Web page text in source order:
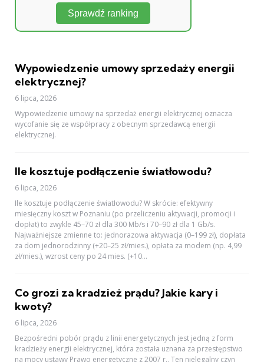
Sprawdź ranking
Wypowiedzenie umowy sprzedaży energii
elektrycznej?
6 lipca, 2026
Wypowiedzenie umowy na sprzedaż energii elektrycznej oznacza
wycofanie się ze współpracy z obecnym sprzedawcą energii
elektrycznej.
Ile kosztuje podłączenie światłowodu?
6 lipca, 2026
Ile kosztuje podłączenie światłowodu? W skrócie: efektywny
miesięczny koszt w Poznaniu (po przeliczeniu aktywacji, promocji i
dopłat) to zwykle 45–70 zł dla 300 Mb/s i 70–90 zł dla 1 Gb/s.
Najważniejsze zmienne to: jednorazowa aktywacja (0–199 zł), dopłata
za dom jednorodzinny (+20–25 zł/mies.), opłata za modem (np. 4,99
zł/mies.), wzrost ceny po 24 mies. (+10...
Co grozi za kradzież prądu? Jakie kary i
kwoty?
6 lipca, 2026
Bezpośredni pobór prądu z linii energetycznych jest jedną z form
kradzieży energii elektrycznej, która została uznana za przestępstwo
na mocy ustawy Prawo energetyczne z 2007 r.. Ten nielegalny czyn